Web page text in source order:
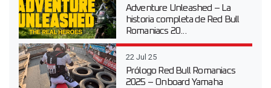
Adventure Unleashed – La
historia completa de Red Bull
Romaniacs 20...
22 Jul 25
Prólogo Red Bull Romaniacs
2025 – Onboard Yamaha